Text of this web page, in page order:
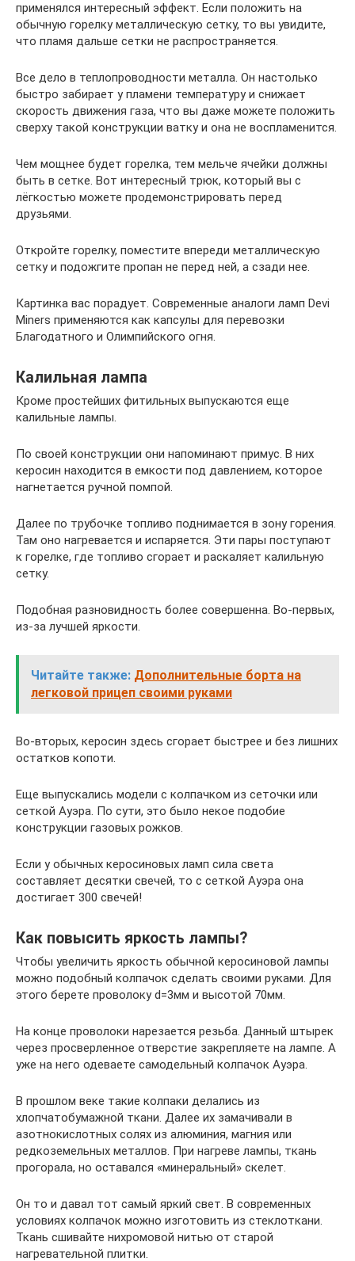
применялся интересный эффект. Если положить на
обычную горелку металлическую сетку, то вы увидите,
что пламя дальше сетки не распространяется.
Все дело в теплопроводности металла. Он настолько
быстро забирает у пламени температуру и снижает
скорость движения газа, что вы даже можете положить
сверху такой конструкции ватку и она не воспламенится.
Чем мощнее будет горелка, тем мельче ячейки должны
быть в сетке. Вот интересный трюк, который вы с
лёгкостью можете продемонстрировать перед
друзьями.
Откройте горелку, поместите впереди металлическую
сетку и подожгите пропан не перед ней, а сзади нее.
Картинка вас порадует. Современные аналоги ламп Devi
Miners применяются как капсулы для перевозки
Благодатного и Олимпийского огня.
Калильная лампа
Кроме простейших фитильных выпускаются еще
калильные лампы.
По своей конструкции они напоминают примус. В них
керосин находится в емкости под давлением, которое
нагнетается ручной помпой.
Далее по трубочке топливо поднимается в зону горения.
Там оно нагревается и испаряется. Эти пары поступают
к горелке, где топливо сгорает и раскаляет калильную
сетку.
Подобная разновидность более совершенна. Во-первых,
из-за лучшей яркости.
Читайте также: Дополнительные борта на
легковой прицеп своими руками
Во-вторых, керосин здесь сгорает быстрее и без лишних
остатков копоти.
Еще выпускались модели с колпачком из сеточки или
сеткой Ауэра. По сути, это было некое подобие
конструкции газовых рожков.
Если у обычных керосиновых ламп сила света
составляет десятки свечей, то с сеткой Ауэра она
достигает 300 свечей!
Как повысить яркость лампы?
Чтобы увеличить яркость обычной керосиновой лампы
можно подобный колпачок сделать своими руками. Для
этого берете проволоку d=3мм и высотой 70мм.
На конце проволоки нарезается резьба. Данный штырек
через просверленное отверстие закрепляете на лампе. А
уже на него одеваете самодельный колпачок Ауэра.
В прошлом веке такие колпаки делались из
хлопчатобумажной ткани. Далее их замачивали в
азотнокислотных солях из алюминия, магния или
редкоземельных металлов. При нагреве лампы, ткань
прогорала, но оставался «минеральный» скелет.
Он то и давал тот самый яркий свет. В современных
условиях колпачок можно изготовить из стеклоткани.
Ткань сшивайте нихромовой нитью от старой
нагревательной плитки.